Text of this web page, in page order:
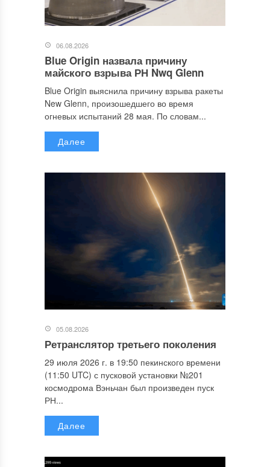
06.08.2026
Blue Origin назвала причину
майского взрыва РН Nwq Glenn
Blue Origin выяснила причину взрыва ракеты
New Glenn, произошедшего во время
огневых испытаний 28 мая. По словам...
Далее
05.08.2026
Ретранслятор третьего поколения
29 июля 2026 г. в 19:50 пекинского времени
(11:50 UTC) с пусковой установки №201
космодрома Вэньчан был произведен пуск
РН...
Далее